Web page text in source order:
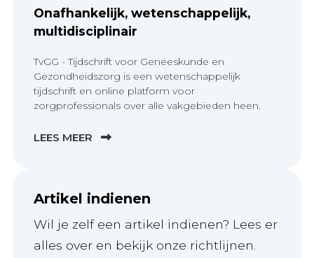
Onafhankelijk, wetenschappelijk,
multidisciplinair
TvGG - Tijdschrift voor Geneeskunde en
Gezondheidszorg is een wetenschappelijk
tijdschrift en online platform voor
zorgprofessionals over alle vakgebieden heen.
LEES MEER
Artikel indienen
Wil je zelf een artikel indienen? Lees er
alles over en bekijk onze richtlijnen.